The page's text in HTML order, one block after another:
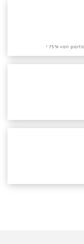
* 75% van